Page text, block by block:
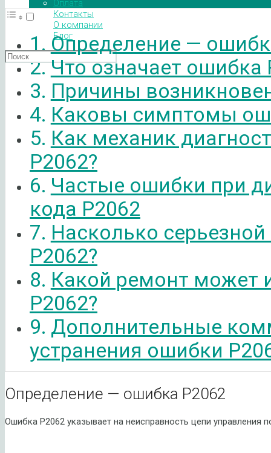
Оплата
Контакты
О компании
Блог
Определение —
Что означает ошибка
Причины
Каковы симптомы
Как механик
P2062?
Частые ошибки при
кода P2062
Насколько
P2062?
Какой ремонт может
P2062?
Дополнительные
устранения ошибки
Определение — ошибка P2062
Ошибка P2062 указывает на неисправность цепи управления